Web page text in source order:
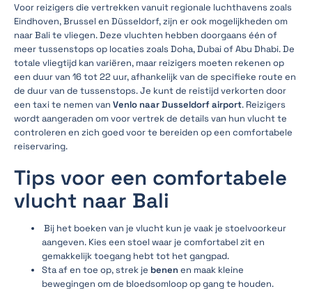
Voor reizigers die vertrekken vanuit regionale luchthavens zoals
Eindhoven, Brussel en Düsseldorf, zijn er ook mogelijkheden om
naar Bali te vliegen. Deze vluchten hebben doorgaans één of
meer tussenstops op locaties zoals Doha, Dubai of Abu Dhabi. De
totale vliegtijd kan variëren, maar reizigers moeten rekenen op
een duur van 16 tot 22 uur, afhankelijk van de specifieke route en
de duur van de tussenstops. Je kunt de reistijd verkorten door
een taxi te nemen van Venlo naar Dusseldorf airport. Reizigers
wordt aangeraden om voor vertrek de details van hun vlucht te
controleren en zich goed voor te bereiden op een comfortabele
reiservaring.
Tips voor een comfortabele
vlucht naar Bali
Bij het boeken van je vlucht kun je vaak je stoelvoorkeur
aangeven. Kies een stoel waar je comfortabel zit en
gemakkelijk toegang hebt tot het gangpad.
Sta af en toe op, strek je benenen maak kleine
bewegingen om de bloedsomloop op gang te houden.